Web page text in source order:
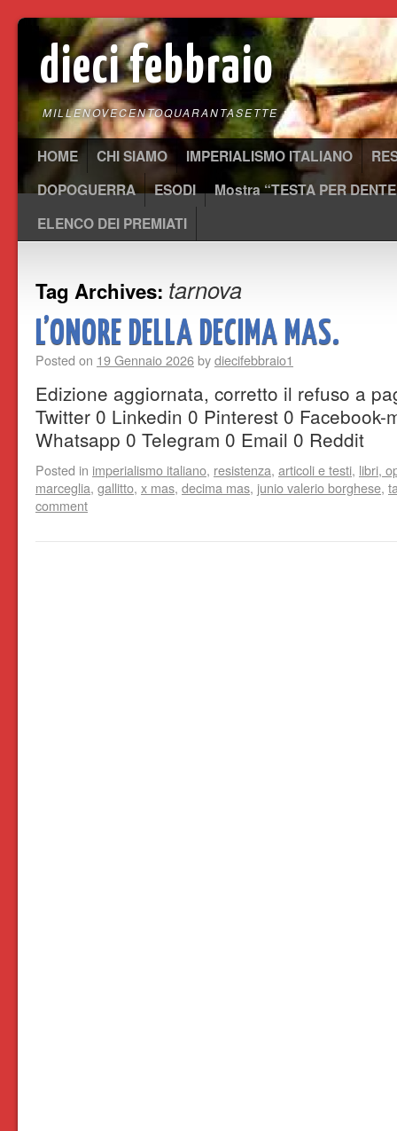
dieci febbraio
MILLENOVECENTOQUARANTASETTE
HOME CHI SIAMO IMPERIALISMO ITALIANO
DOPOGUERRA
ESODI
Mostra “TESTA PER
ELENCO DEI PREMIATI
Tag Archives: tarnova
L’ONORE DELLA DECIMA MAS.
Posted on 19 Gennaio 2026bydiecifebbraio1
Edizione aggiornata, corretto il refuso a
Twitter 0 Linkedin 0 Pinterest 0 Facebook-
Whatsapp 0 Telegram 0 Email 0 Reddit
Posted in imperialismo italiano, resistenza, articoli e testi, libri,
marceglia, gallitto, x mas, decima mas, junio valerio borghese,
comment